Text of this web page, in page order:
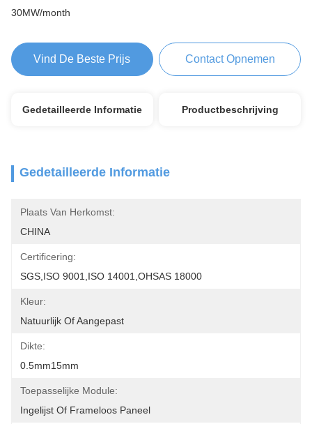
30MW/month
Vind De Beste Prijs Contact Opnemen
Gedetailleerde Informatie Productbeschrijving
Gedetailleerde Informatie
Plaats Van Herkomst:
CHINA
Certificering:
SGS,ISO 9001,ISO 14001,OHSAS 18000
Kleur:
Natuurlijk Of Aangepast
Dikte:
0.5mm15mm
Toepasselijke Module:
Ingelijst Of Frameloos Paneel